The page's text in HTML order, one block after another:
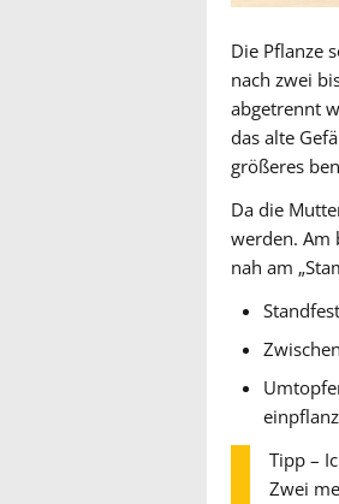
Die Pflanze
nach zwei
abgetrennt
das alte
größeres
Da die
werden. Am
nah am
Tipp –
Zwei